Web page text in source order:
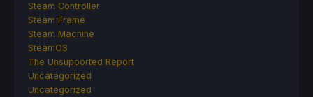
Steam Controller
Steam Frame
Steam Machine
SteamOS
The Unsupported Report
Uncategorized
Uncategorized